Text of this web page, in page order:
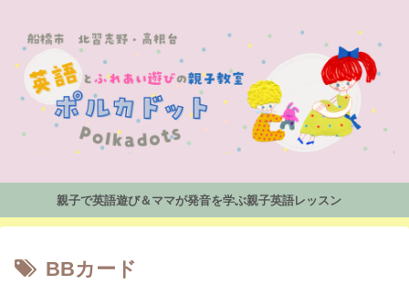
親子で英語遊び＆ママが発音を学ぶ親子英語レッスン
BBカード